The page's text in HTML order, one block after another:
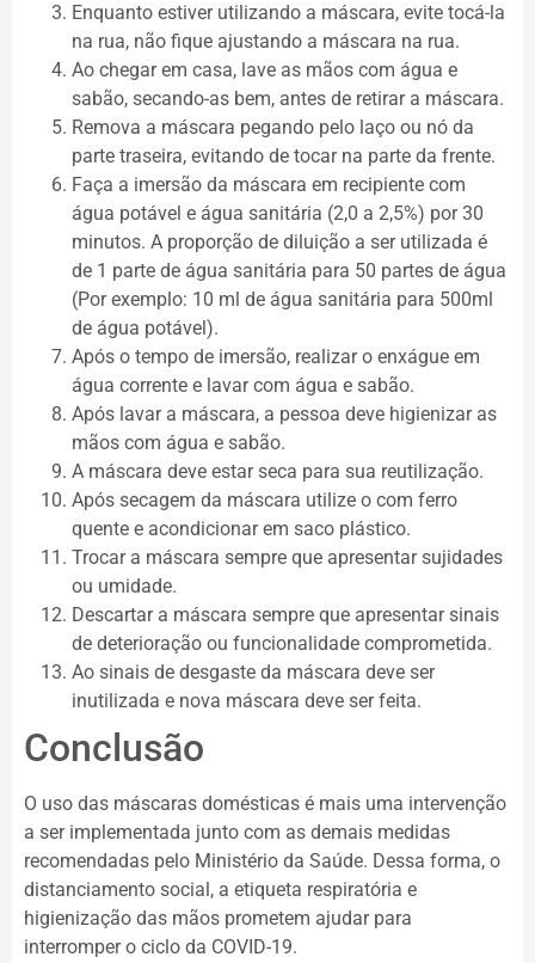
Enquanto estiver utilizando a máscara, evite tocá-la
na rua, não fique ajustando a máscara na rua.
Ao chegar em casa, lave as mãos com água e
sabão, secando-as bem, antes de retirar a máscara.
Remova a máscara pegando pelo laço ou nó da
parte traseira, evitando de tocar na parte da frente.
Faça a imersão da máscara em recipiente com
água potável e água sanitária (2,0 a 2,5%) por 30
minutos. A proporção de diluição a ser utilizada é
de 1 parte de água sanitária para 50 partes de água
(Por exemplo: 10 ml de água sanitária para 500ml
de água potável).
Após o tempo de imersão, realizar o enxágue em
água corrente e lavar com água e sabão.
Após lavar a máscara, a pessoa deve higienizar as
mãos com água e sabão.
A máscara deve estar seca para sua reutilização.
Após secagem da máscara utilize o com ferro
quente e acondicionar em saco plástico.
Trocar a máscara sempre que apresentar sujidades
ou umidade.
Descartar a máscara sempre que apresentar sinais
de deterioração ou funcionalidade comprometida.
Ao sinais de desgaste da máscara deve ser
inutilizada e nova máscara deve ser feita.
Conclusão
O uso das máscaras domésticas é mais uma intervenção
a ser implementada junto com as demais medidas
recomendadas pelo Ministério da Saúde. Dessa forma, o
distanciamento social, a etiqueta respiratória e
higienização das mãos prometem ajudar para
interromper o ciclo da COVID-19.